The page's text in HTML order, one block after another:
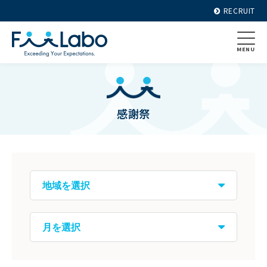
RECRUIT
MENU
感謝祭